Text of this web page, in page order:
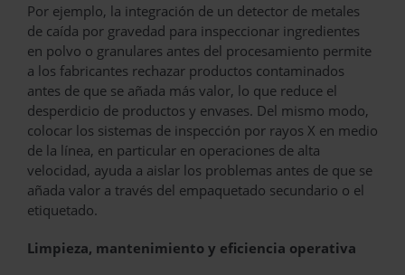
Por ejemplo, la integración de un detector de metales
de caída por gravedad para inspeccionar ingredientes
en polvo o granulares antes del procesamiento permite
a los fabricantes rechazar productos contaminados
antes de que se añada más valor, lo que reduce el
desperdicio de productos y envases. Del mismo modo,
colocar los sistemas de inspección por rayos X en medio
de la línea, en particular en operaciones de alta
velocidad, ayuda a aislar los problemas antes de que se
añada valor a través del empaquetado secundario o el
etiquetado.
Limpieza, mantenimiento y eficiencia operativa